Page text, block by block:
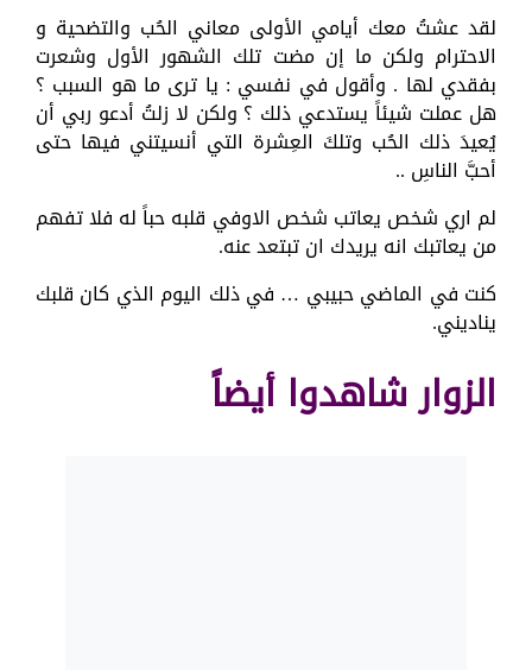
لقد عشتُ معك أيامي الأولى معاني الحُب والتضحية و
الاحترام ولكن ما إن مضت تلك الشهور الأول وشعرت
بفقدي لها . وأقول في نفسي : يا ترى ما هو السبب ؟
هل عملت شيئاً يستدعي ذلك ؟ ولكن لا زلتُ أدعو ربي أن
يُعيدَ ذلك الحُب وتلكَ العِشرة التي أنسيتني فيها حتى
أحبَّ الناسِ ..
لم اري شخص يعاتب شخص الاوفي قلبه حباً له فلا تفهم
من يعاتبك انه يريدك ان تبتعد عنه.
كنت في الماضي حبيبي … في ذلك اليوم الذي كان قلبك
يناديني.
الزوار شاهدوا أيضاً